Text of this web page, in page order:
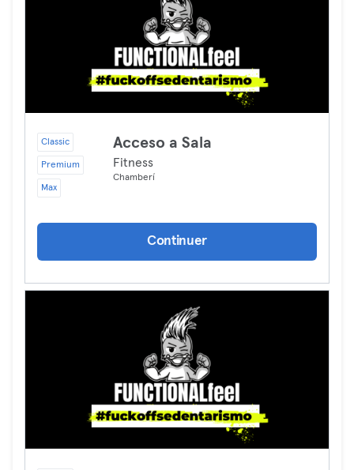
Classic
Premium
Max
Acceso a Sala
Fitness
Chamberí
Continuer